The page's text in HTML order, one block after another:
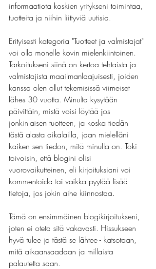
informaatiota koskien yritykseni toimintaa,
tuotteita ja niihin liittyviä uutisia.
Erityisesti kategoria "Tuotteet ja valmistajat"
voi olla monelle kovin mielenkiintoinen.
Tarkoitukseni siinä on kertoa tehtaista ja
valmistajista maailmanlaajuisesti, joiden
kanssa olen ollut tekemisissä viimeiset
lähes 30 vuotta. Minulta kysytään
päivittäin, mistä voisi löytää jos
jonkinlaisen tuotteen, ja koska tiedän
tästä alasta aikalailla, jaan mielelläni
kaiken sen tiedon, mitä minulla on. Toki
toivoisin, että blogini olisi
vuorovaikutteinen, eli kirjoituksiani voi
kommentoida tai vaikka pyytää lisää
tietoja, jos jokin aihe kiinnostaa.
Tämä on ensimmäinen blogikirjoitukseni,
joten ei oteta sitä vakavasti. Hissukseen
hyvä tulee ja tästä se lähtee - katsotaan,
mitä aikaansaadaan ja millaista
palautetta saan.